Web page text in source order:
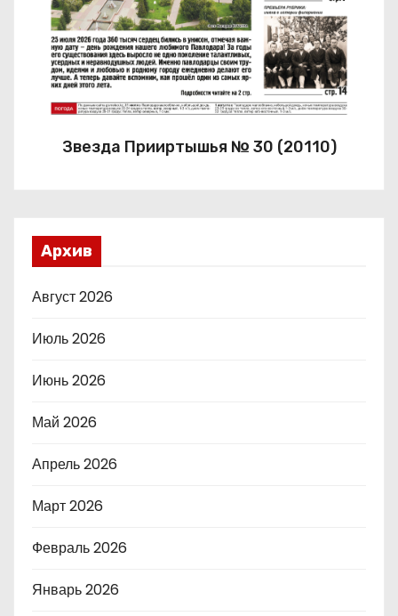
Звезда Прииртышья № 30 (20110)
Архив
Август 2026
Июль 2026
Июнь 2026
Май 2026
Апрель 2026
Март 2026
Февраль 2026
Январь 2026